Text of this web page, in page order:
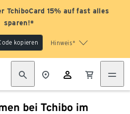
TchiboCard 15% auf fast alles
sparen!*
kopieren Hinweis*
bei Tchibo im